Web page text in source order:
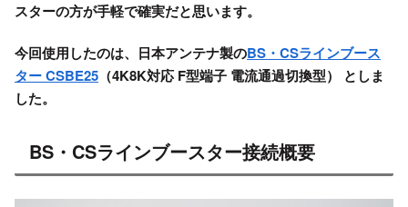
スターの方が手軽で確実だと思います。
今回使用したのは、日本アンテナ製のBS・CSラインブース
ター CSBE25 （4K8K対応 F型端子 電流通過切換型） としま
した。
BS・CSラインブースター接続概要